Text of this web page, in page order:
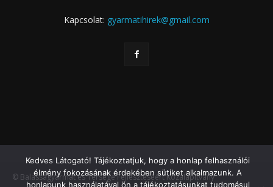
Kapcsolat: gyarmatihirek@gmail.com
© Balassagyarmat és Térsége Fejlesztéséért Közalapítvány
Kedves Látogató! Tájékoztatjuk, hogy a honlap felhasználói
élmény fokozásának érdekében sütiket alkalmazunk. A
honlapunk használatával ön a tájékoztatásunkat tudomásul